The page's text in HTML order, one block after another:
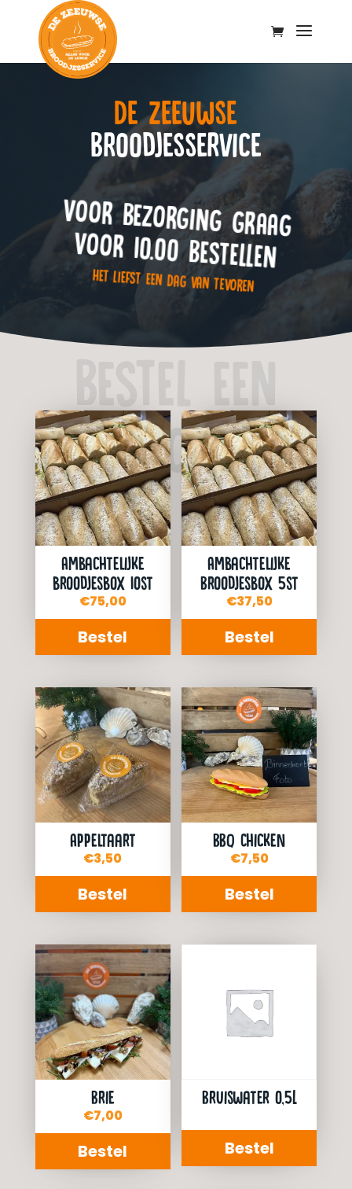
De Zeeuwse
Broodjesservice
VOOR BEZORGING GRAAG
VOOR 10.00 BESTELLEN
HET LIEFST EEN DAG VAN TEVOREN
Ambachtelijke
broodjesbox 10st
€75,00
Bestel
Ambachtelijke
Broodjesbox 5st
€37,50
Bestel
Appeltaart
€3,50
Bestel
BBQ Chicken
€7,50
Bestel
Brie
€7,00
Bestel
Bruiswater 0,5L
Bestel
BROODJE!